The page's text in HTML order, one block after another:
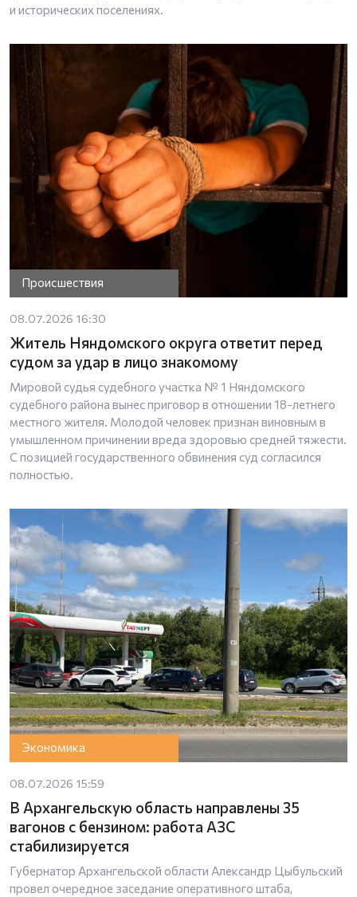
и исторических поселениях.
Происшествия
08.07.2026 16:30
Житель Няндомского округа ответит перед
судом за удар в лицо знакомому
Мировой судья судебного участка № 1 Няндомского
судебного района вынес приговор в отношении 18-летнего
местного жителя. Молодой человек признан виновным в
умышленном причинении вреда здоровью средней тяжести.
С позицией государственного обвинения суд согласился
полностью.
Экономика
08.07.2026 15:59
В Архангельскую область направлены 35
вагонов с бензином: работа АЗС
стабилизируется
Губернатор Архангельской области Александр Цыбульский
провел очередное заседание оперативного штаба,